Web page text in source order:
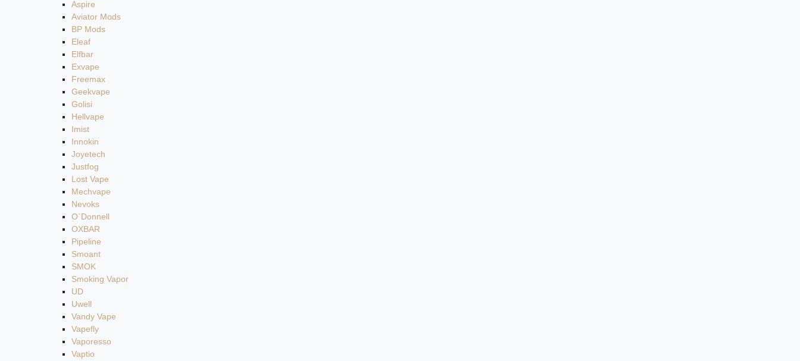
Aspire
Aviator Mods
BP Mods
Eleaf
Elfbar
Exvape
Freemax
Geekvape
Golisi
Hellvape
Imist
Innokin
Joyetech
Justfog
Lost Vape
Mechvape
Nevoks
O`Donnell
OXBAR
Pipeline
Smoant
SMOK
Smoking Vapor
UD
Uwell
Vandy Vape
Vapefly
Vaporesso
Vaptio